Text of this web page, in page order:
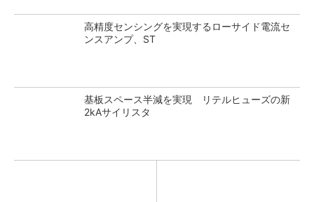
高精度センシングを実現するローサイド電流セ
ンスアンプ、ST
基板スペース半減を実現 リテルヒューズの新
2kAサイリスタ